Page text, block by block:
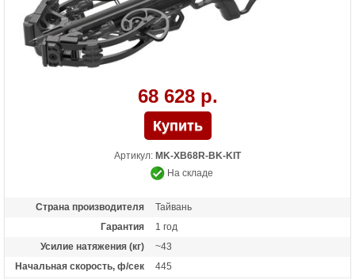
Назначение
Развлечение, охота
Особенности
Конструкция булл-пап, очень легкий,
автоматический предохранитель, защита
68 628 р.
Артикул: MK-XB68R-BK-KIT
На складе
Страна производителя
Тайвань
Гарантия
1 год
Усилие натяжения (кг)
~43
Начальная скорость, ф/сек
445